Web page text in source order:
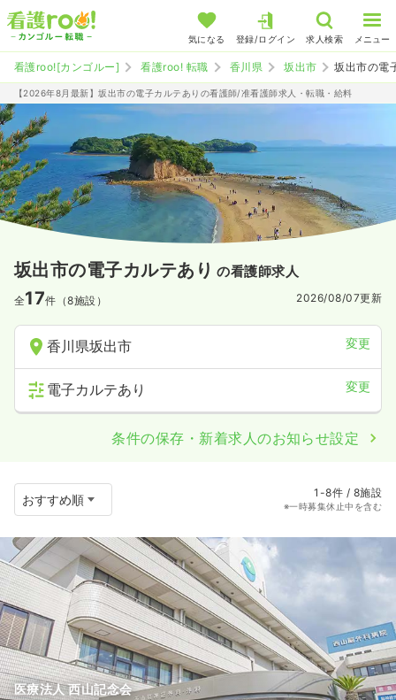
気になる 登録/ログイン 求人検索 メニュー
看護roo![カンゴルー] 看護roo! 転職 香川県 坂出市 坂出市の電
【2026年8月最新】坂出市の電子カルテありの看護師/准看護師求人・転職・給料
坂出市の電子カルテあり の看護師求人
全17件（8施設） 2026/08/07更新
香川県坂出市 変更
電子カルテあり 変更
条件の保存・新着求人のお知らせ設定
1-8件 / 8施設
※一時募集休止中を含む
医療法人 西山記念会